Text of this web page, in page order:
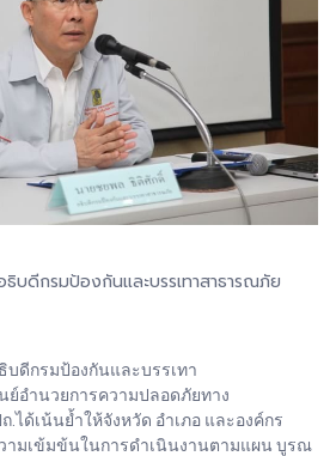
บดีกรมป้องกันและบรรเทาสาธารณภัย
กรมป้องกันและบรรเทา
อํานวยการความปลอดภัยทาง
.ได้เน้นย้ำให้จังหวัด อําเภอ และองค์กร
ามเข้มข้นในการดําเนินงานตามแผน บูรณ